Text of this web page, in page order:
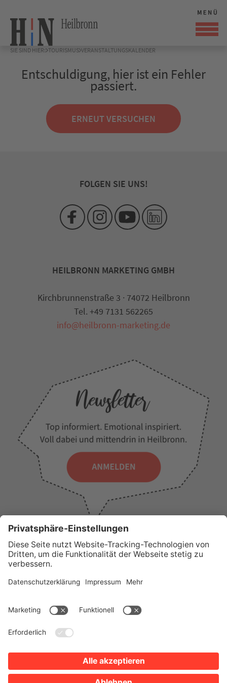
SIE SIND HIER: TOURISMUS VERANSTALTUNGSKALENDER
Entschuldigung, hier ist ein Fehler
passiert.
ERNEUT VERSUCHEN
FOLGEN SIE UNS!
WICHTIGE LINKS
PresseWir über unsTourist-Information
Erklärung zur Barrierefreiheit
Impressum
HEILBRONN MARKETING GMBH
Kirchbrunnenstraße 3 · 74072 Heilbronn
Tel. +49 7131 562265
info@heilbronn-marketing.de